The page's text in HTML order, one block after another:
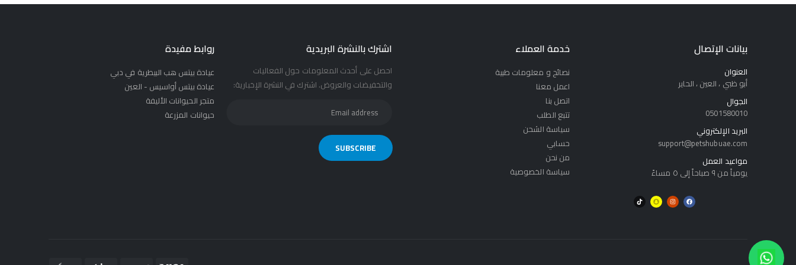
بيانات الإتصال
العنوان
أبو ظبي ، العين ، الحاير
الجوال
0501580010
البريد الإلكتروني
support@petshubuae.com
مواعيد العمل
يومياً من ٩ صباحاً إلى ٥ مساءً
خدمة العملاء
نصائح و معلومات طبية
اعمل معنا
اتصل بنا
تتبع الطلب
سياسة الشحن
حسابي
من نحن
سياسة الخصوصية
اشترك بالنشرة البريدية
احصل على أحدث المعلومات حول الفعاليات
والتخفيضات والعروض. اشترك في النشرة الإخبارية:
روابط مفيدة
عيادة بيتس هب البيطرية في دبي
عيادة بيتس أواسيس - العين
متجر الحيوانات الأليفة
حيوانات المزرعة